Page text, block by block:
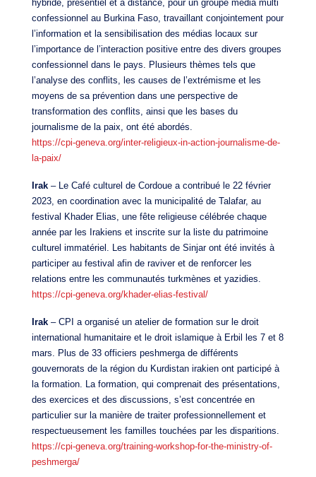
hybride, présentiel et à distance, pour un groupe média multi
confessionnel au Burkina Faso, travaillant conjointement pour
l’information et la sensibilisation des médias locaux sur
l’importance de l’interaction positive entre des divers groupes
confessionnel dans le pays. Plusieurs thèmes tels que
l’analyse des conflits, les causes de l’extrémisme et les
moyens de sa prévention dans une perspective de
transformation des conflits, ainsi que les bases du
journalisme de la paix, ont été abordés.
https://cpi-geneva.org/inter-religieux-in-action-journalisme-de-
la-paix/
Irak – Le Café culturel de Cordoue a contribué le 22 février
2023, en coordination avec la municipalité de Talafar, au
festival Khader Elias, une fête religieuse célébrée chaque
année par les Irakiens et inscrite sur la liste du patrimoine
culturel immatériel. Les habitants de Sinjar ont été invités à
participer au festival afin de raviver et de renforcer les
relations entre les communautés turkmènes et yazidies.
https://cpi-geneva.org/khader-elias-festival/
Irak – CPI a organisé un atelier de formation sur le droit
international humanitaire et le droit islamique à Erbil les 7 et 8
mars. Plus de 33 officiers peshmerga de différents
gouvernorats de la région du Kurdistan irakien ont participé à
la formation. La formation, qui comprenait des présentations,
des exercices et des discussions, s’est concentrée en
particulier sur la manière de traiter professionnellement et
respectueusement les familles touchées par les disparitions.
https://cpi-geneva.org/training-workshop-for-the-ministry-of-
peshmerga/